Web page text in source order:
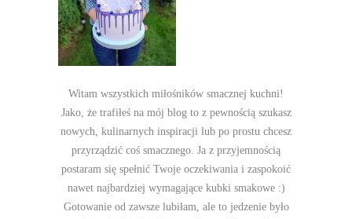
Witam wszystkich miłośników smacznej kuchni!
Jako, że trafiłeś na mój blog to z pewnością szukasz
nowych, kulinarnych inspiracji lub po prostu chcesz
przyrządzić coś smacznego. Ja z przyjemnością
postaram się spełnić Twoje oczekiwania i zaspokoić
nawet najbardziej wymagające kubki smakowe :)
Gotowanie od zawsze lubiłam, ale to jedzenie było